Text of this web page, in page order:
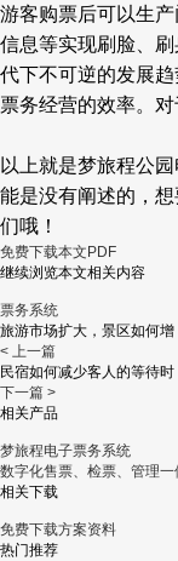
游客购票后可以生
信息等实现刷脸、
代下不可逆的发展
票务经营的效率。
以上就是梦旅程公
能是没有阐述的，
们哦！
免费下载本文PDF
继续浏览本文相关内容
票务系统
旅游市场扩大，景区如何增
< 上一篇
民宿如何减少客人的等待时
下一篇 >
相关产品
梦旅程电子票务系统
数字化售票、检票、管理一
相关下载
免费下载方案资料
热门推荐